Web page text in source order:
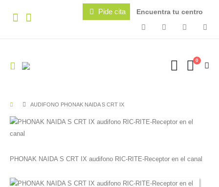
Pide cita Encuentra tu centro
0
AUDIFONO PHONAK NAIDA S CRT IX
PHONAK NAIDA S CRT IX audifono RIC-RITE-Receptor en el canal